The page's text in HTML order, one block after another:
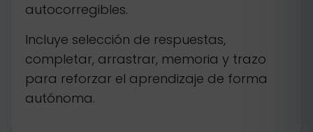
autocorregibles.
Incluye selección de respuestas,
completar, arrastrar, memoria y trazo
para reforzar el aprendizaje de forma
autónoma.